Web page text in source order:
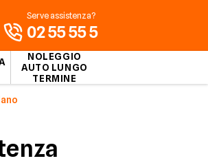
NOLEGGIO
AUTO LUNGO
TERMINE
Serve assistenza?
02 55 55 5